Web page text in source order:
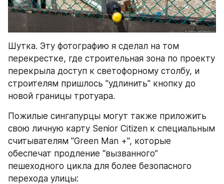
Шутка. Эту фотографию я сделал на том
перекрестке, где строительная зона по проекту
перекрыла доступ к светофорному столбу, и
строителям пришлось "удлинить" кнопку до
новой границы тротуара.
Пожилые сингапурцы могут также приложить
свою личную карту Senior Citizen к специальным
считывателям "Green Man +", которые
обеспечат продление “вызванного”
пешеходного цикла для более безопасного
перехода улицы: